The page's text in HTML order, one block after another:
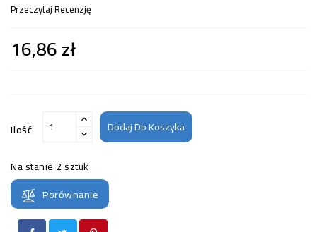
Przeczytaj Recenzję
16,86 zł
Ilość Dodaj Do Koszyka
Na stanie 2 sztuk
Porównanie